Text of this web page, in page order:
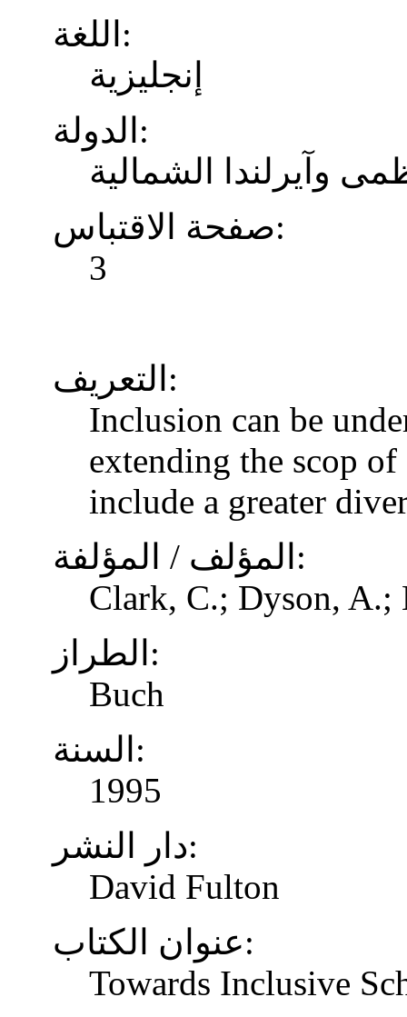
اللغة:
إنجليزية
الدولة:
وآيرلندا الشمالية
صفحة الاقتباس:
3
التعريف:
Inclusion can be
extending the scop
include a greater
المؤلف / المؤلفة:
Clark, C.; Dyson,
الطراز:
Buch
السنة:
1995
دار النشر:
David Fulton
عنوان الكتاب:
Towards Inclusive